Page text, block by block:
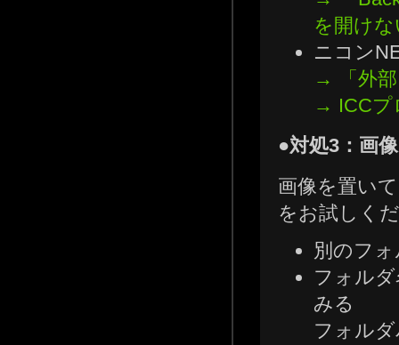
を開け
ニコン
→ 「外
→ ICCプ
●対処3：画
画像を置い
をお試しく
別のフ
フォル
みる
フォル